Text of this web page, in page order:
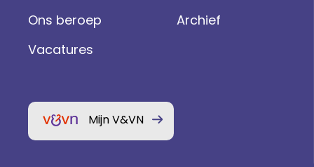
Ons beroep
Vacatures
Archief
Mijn V&VN